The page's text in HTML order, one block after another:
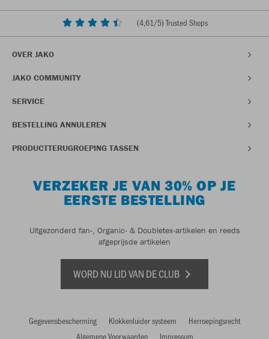
(4,61/5) Trusted Shops
OVER JAKO
JAKO COMMUNITY
SERVICE
BESTELLING ANNULEREN
PRODUCTTERUGROEPING TASSEN
VERZEKER JE VAN 30% OP JE
EERSTE BESTELLING
Uitgezonderd fan-, Organic- & Doubletex-artikelen en reeds
afgeprijsde artikelen
WORD NU LID VAN DE CLUB
Gegevensbescherming Klokkenluider systeem
Herroepingsrecht
Algemene Voorwaarden
Impressum